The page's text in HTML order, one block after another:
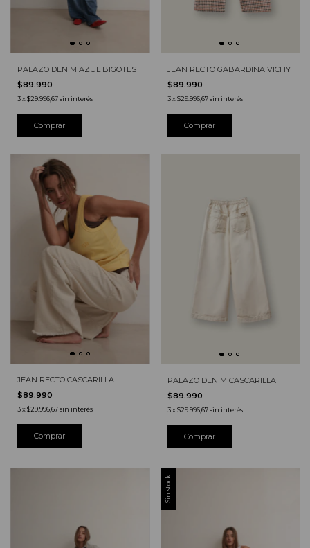
PALAZO DENIM AZUL BIGOTES
$89.990
3x$29.996,67sin interés
Comprar
JEAN RECTO GABARDINA VICHY
$89.990
3 x$29.996,67 sin interés
Comprar
JEAN RECTO CASCARILLA
$89.990
3x$29.996,67sin interés
Comprar
PALAZO DENIM CASCARILLA
$89.990
3 x$29.996,67 sin interés
Sin stock